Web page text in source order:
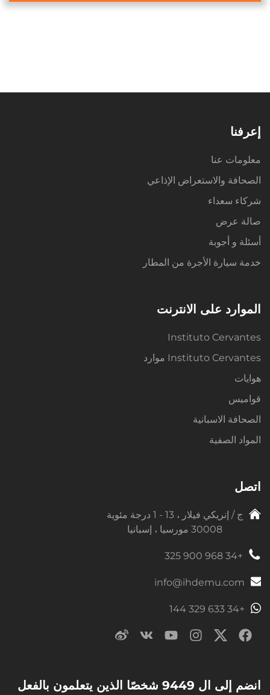
إعرفنا
معلومات عنا
الصحافة والاستعراض الإذاعي
شركاء سعداء
صالة عرض
أسئلة و أجوبة
خدمة سيارة الأجرة من المطار
الموارد على الانترنت
Instituto Cervantes
Instituto Cervantes موارد
هوايات
قواميس
الصحافة الاسبانية
المواد الصفية
اتصل
ج / إنريكي فيلار ، 13 - 1 درجة مئوية
30008 مورسيا ، إسبانيا
+34 968 900 325
info@ihdemu.com
+34 633 329 144
انضم إلى ال 9449 شخصًا الذين يتعلمون بالفعل